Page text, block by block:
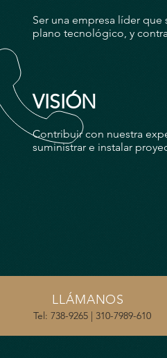
Ser una empresa líder
plano tecnológico, y
VISIÓN
Contribuir con nuestra
suministrar e instalar
LLÁMANOS
Tel: 738-9265 | 310-7989-610